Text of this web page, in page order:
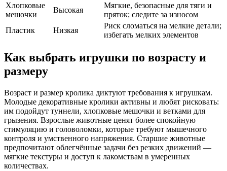
Хлопковые
мешочки
Высокая
Мягкие, безопасные для тяги и
пряток; следите за износом
Пластик
Низкая
Риск сломаться на мелкие детали;
избегать мелких элементов
Как выбрать игрушки по возрасту и
размеру
Возраст и размер кролика диктуют требования к игрушкам.
Молодые декоративные кролики активны и любят рисковать:
им подойдут туннели, хлопковые мешочки и ветками для
грызения. Взрослые животные ценят более спокойную
стимуляцию и головоломки, которые требуют мышечного
контроля и умственного напряжения. Старшие животные
предпочитают облегчённые задачи без резких движений —
мягкие текстуры и доступ к лакомствам в умеренных
количествах.